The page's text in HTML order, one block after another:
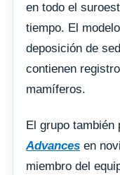
en todo el
tiempo. El
deposición de
contienen
mamíferos.
El grupo también
Advances en
miembro del